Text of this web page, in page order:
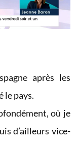
après les
le pays.
où je
d’ailleurs vice-